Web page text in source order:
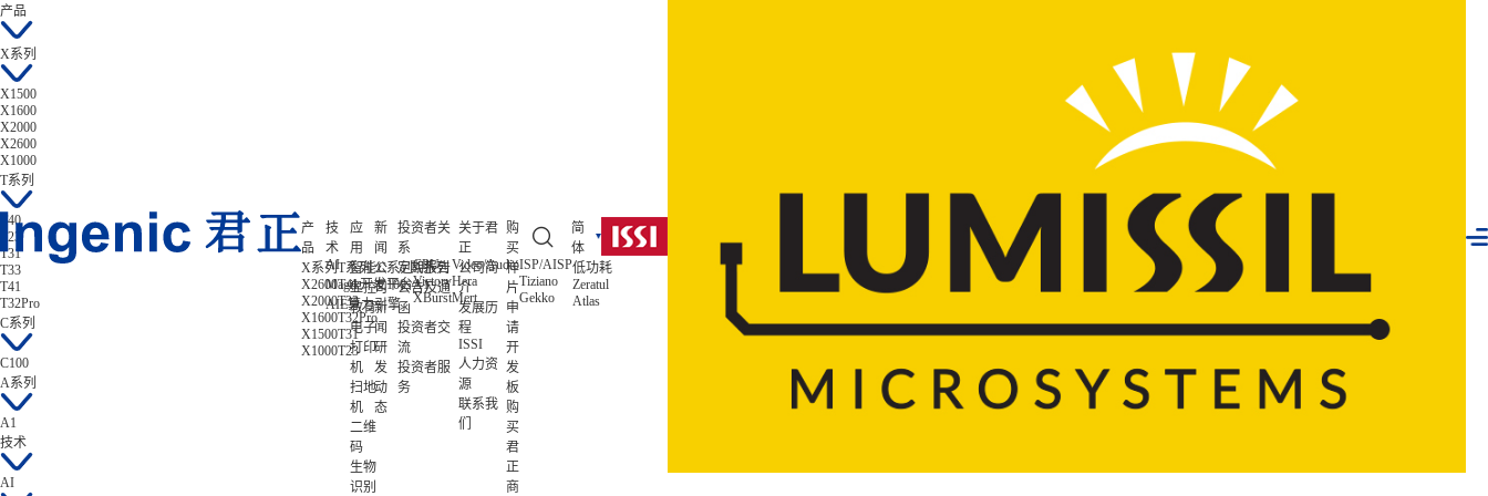
产
品
X系列
X2600
X2000
X1600
X1500
X1000
T系列
T41
T33
T32Pro
T31
T23
C系列
C100
A系列
A1
技
术
AI
Magik开发平台
AIE算力引擎
CPU
Victory
XBurst
Video/Audio
Hera
Mert
ISP/AISP
Tiziano
Gekko
低功耗
Zeratul
Atlas
应
用
智能
显控
教育
电子
打印
机
扫地
机
二维
码
生物
识别
新
闻
公
司
新
闻
研
发
动
态
投资者关
系
定期报告
公告及通
函
投资者交
流
投资者服
务
关于君
正
公司简
介
发展历
程
ISSI
人力资
源
联系我
们
购
买
样
片
申
请
开
发
板
购
买
君
正
商
简
体
产品
X系列
X1500
X1600
X2000
X2600
X1000
T系列
T40
T23
T31
T33
T41
T32Pro
C系列
C100
A系列
A1
技术
AI